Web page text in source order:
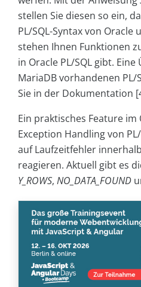
stellen Sie diesen so ein,
PL/SQL-Syntax von
stehen Ihnen Funktionen
in Oracle PL/SQL gibt.
MariaDB vorhandenen PL/
Sie in der Dokumentation
Ein praktisches Feature
Exception Handling von
auf Laufzeitfehler
reagieren. Aktuell gibt es
Y_ROWS, NO_DATA_FOUND